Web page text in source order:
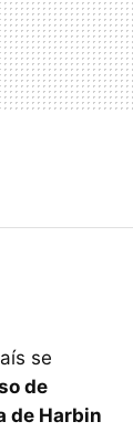
se
de
de Harbin